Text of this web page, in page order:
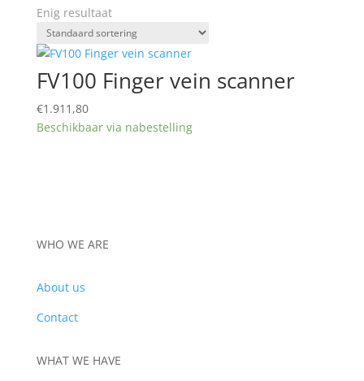
Enig resultaat
FV100 Finger vein scanner
€1.911,80
Beschikbaar via nabestelling
WHO WE ARE
About us
Contact
WHAT WE HAVE